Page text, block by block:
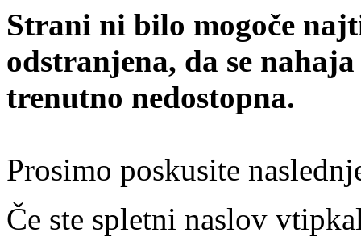
Strani ni bilo mogoče
odstranjena, da se
trenutno nedostopna.
Prosimo poskusite
Če ste spletni naslov